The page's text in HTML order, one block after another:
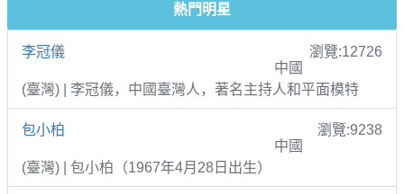
熱門明星
李冠儀
瀏覽:12726
中國
(臺灣) | 李冠儀，中國臺灣人，著名主持人和平面模特
包小柏
瀏覽:9238
中國
(臺灣) | 包小柏（1967年4月28日出生）